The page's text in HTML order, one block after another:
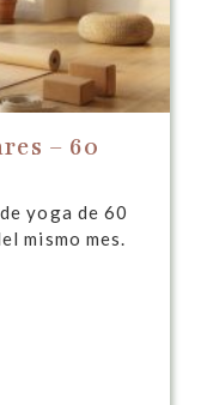
– 60
yoga de 60
mismo mes.